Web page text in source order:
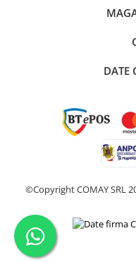
DATE
©Copyright COMAY SRL